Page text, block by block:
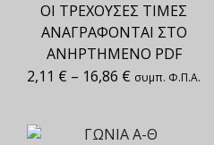
ΟΙ ΤΡΕΧΟΥΣΕΣ ΤΙΜΕΣ
ΑΝΑΓΡΑΦΟΝΤΑΙ ΣΤΟ
ΑΝΗΡΤΗΜΕΝΟ PDF
2,11 € – 16,86 € συμπ. Φ.Π.Α.